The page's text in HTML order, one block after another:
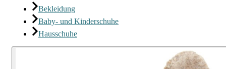
Bekleidung
Baby- und Kinderschuhe
Hausschuhe